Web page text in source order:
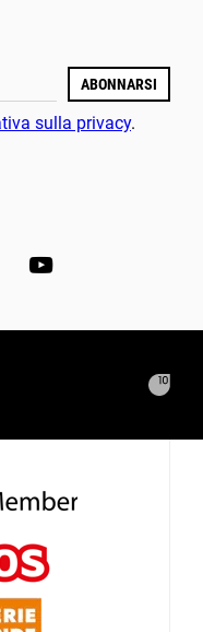
ABONNARSI
sulla privacy.